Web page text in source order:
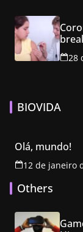
28
BIOVIDA
Olá, mundo!
12 de janeiro
Others